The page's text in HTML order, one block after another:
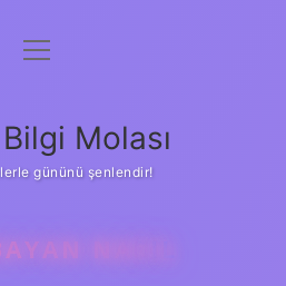
Anasayfa
Yasal Uyarı
menüyü
Molası
gününü şenlendir!
NASIL